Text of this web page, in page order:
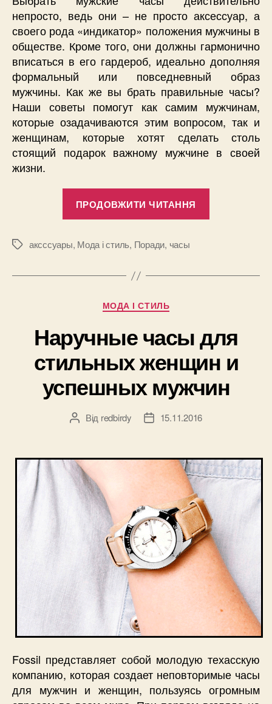
непросто, ведь они – не просто аксессуар, а
своего рода «индикатор» положения мужчины в
обществе. Кроме того, они должны гармонично
вписаться в его гардероб, идеально дополняя
формальный или повседневный образ
мужчины. Как же вы брать правильные часы?
Наши советы помогут как самим мужчинам,
которые озадачиваются этим вопросом, так и
женщинам, которые хотят сделать столь
стоящий подарок важному мужчине в своей
жизни.
ПРОДОВЖИТИ ЧИТАННЯ
гардероб
Позначки
аксссуары, Мода і стиль, Поради, часы
Категорії
МОДА І СТИЛЬ
Наручные часы для
стильных женщин и
успешных мужчин
Автор
Від redbirdy
Дата15.11.2016
Fossil представляет собой молодую техасскую
компанию, которая создает неповторимые часы
для мужчин и женщин, пользуясь огромным